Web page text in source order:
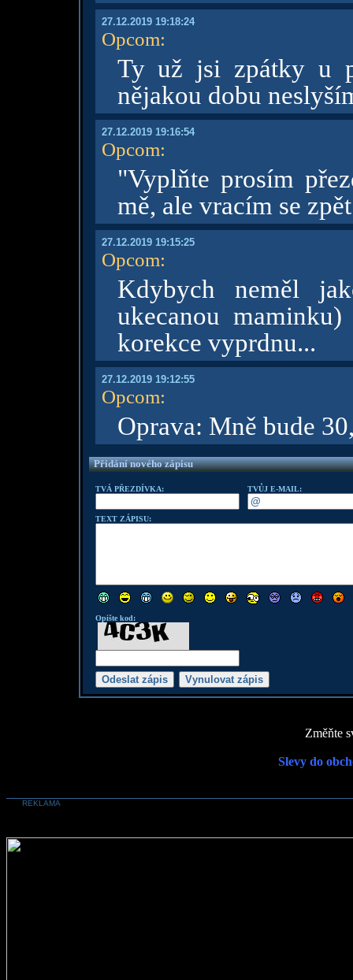
27.12.2019 19:18:24
Opcom:
Ty už jsi zpátky u
nějakou dobu
27.12.2019 19:16:54
Opcom:
"Vyplňte prosím
mě, ale vracím se
27.12.2019 19:15:25
Opcom:
Kdybych neměl
ukecanou
korekce vyprdnu...
27.12.2019 19:12:55
Opcom:
Oprava: Mně bude
Přidání nového zápisu
TVÁ PŘEZDÍVKA: TVŮJ E-MAIL:
TEXT ZÁPISU:
Opište kod:
Změňte
Slevy do
REKLAMA